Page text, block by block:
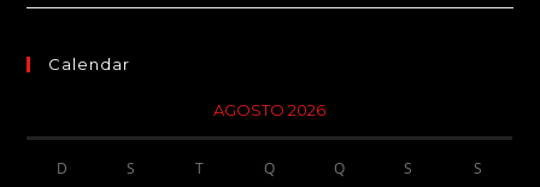
Calendar
AGOSTO 2026
D S T Q Q S S